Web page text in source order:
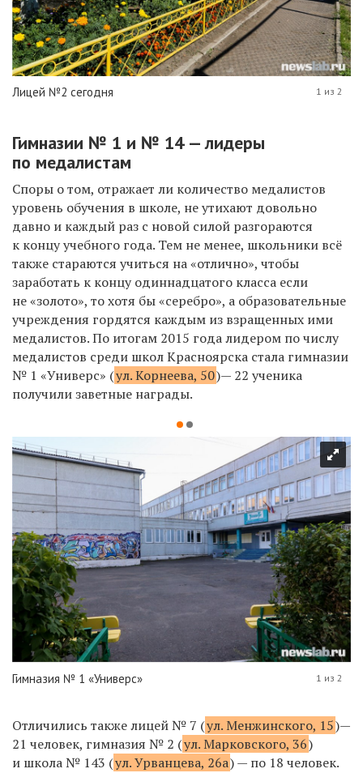
Лицей №2 сегодня 1 из 2
Гимназии № 1 и № 14 — лидеры
по медалистам
Споры о том, отражает ли количество медалистов
уровень обучения в школе, не утихают довольно
давно и каждый раз с новой силой разгораются
к концу учебного года. Тем не менее, школьники всё
также стараются учиться на «отлично», чтобы
заработать к концу одиннадцатого класса если
не «золото», то хотя бы «серебро», а образовательные
учреждения гордятся каждым из взращенных ими
медалистов. По итогам 2015 года лидером по числу
медалистов среди школ Красноярска стала гимназии
№ 1 «Универс» (ул. Корнеева, 50)— 22 ученика
получили заветные награды.
Гимназия № 1 «Универс» 1 из 2
Отличились также лицей № 7 (ул. Менжинского, 15)—
21 человек, гимназия № 2 (ул. Марковского, 36)
и школа № 143 (ул. Урванцева, 26а) — по 18 человек.